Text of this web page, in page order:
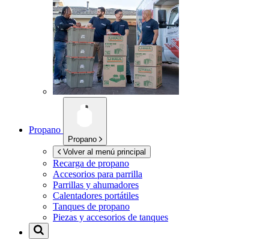
Propano
Propano
Volver al menú principal
Recarga de propano
Accesorios para parrilla
Parrillas y ahumadores
Calentadores portátiles
Tanques de propano
Piezas y accesorios de tanques